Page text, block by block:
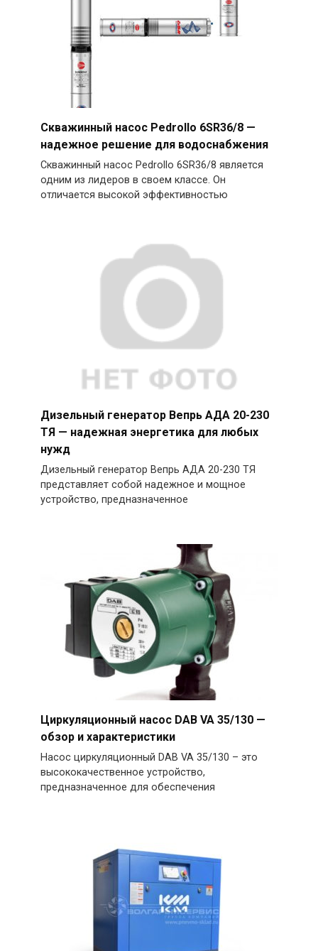
Скважинный насос Pedrollo 6SR36/8 —
надежное решение для водоснабжения
Скважинный насос Pedrollo 6SR36/8 является
одним из лидеров в своем классе. Он
отличается высокой эффективностью
Дизельный генератор Вепрь АДА 20-230
ТЯ — надежная энергетика для любых
нужд
Дизельный генератор Вепрь АДА 20-230 ТЯ
представляет собой надежное и мощное
устройство, предназначенное
Циркуляционный насос DAB VA 35/130 —
обзор и характеристики
Насос циркуляционный DAB VA 35/130 – это
высококачественное устройство,
предназначенное для обеспечения